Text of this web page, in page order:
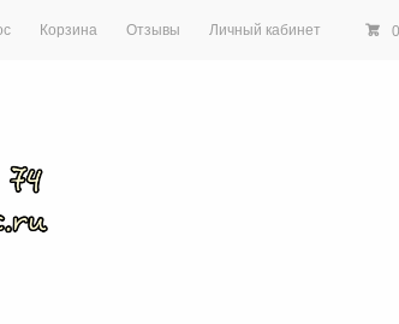
Корзина Отзывы Личный кабинет